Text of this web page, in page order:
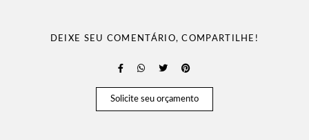
DEIXE SEU COMENTÁRIO, COMPARTILHE!
Solicite seu orçamento